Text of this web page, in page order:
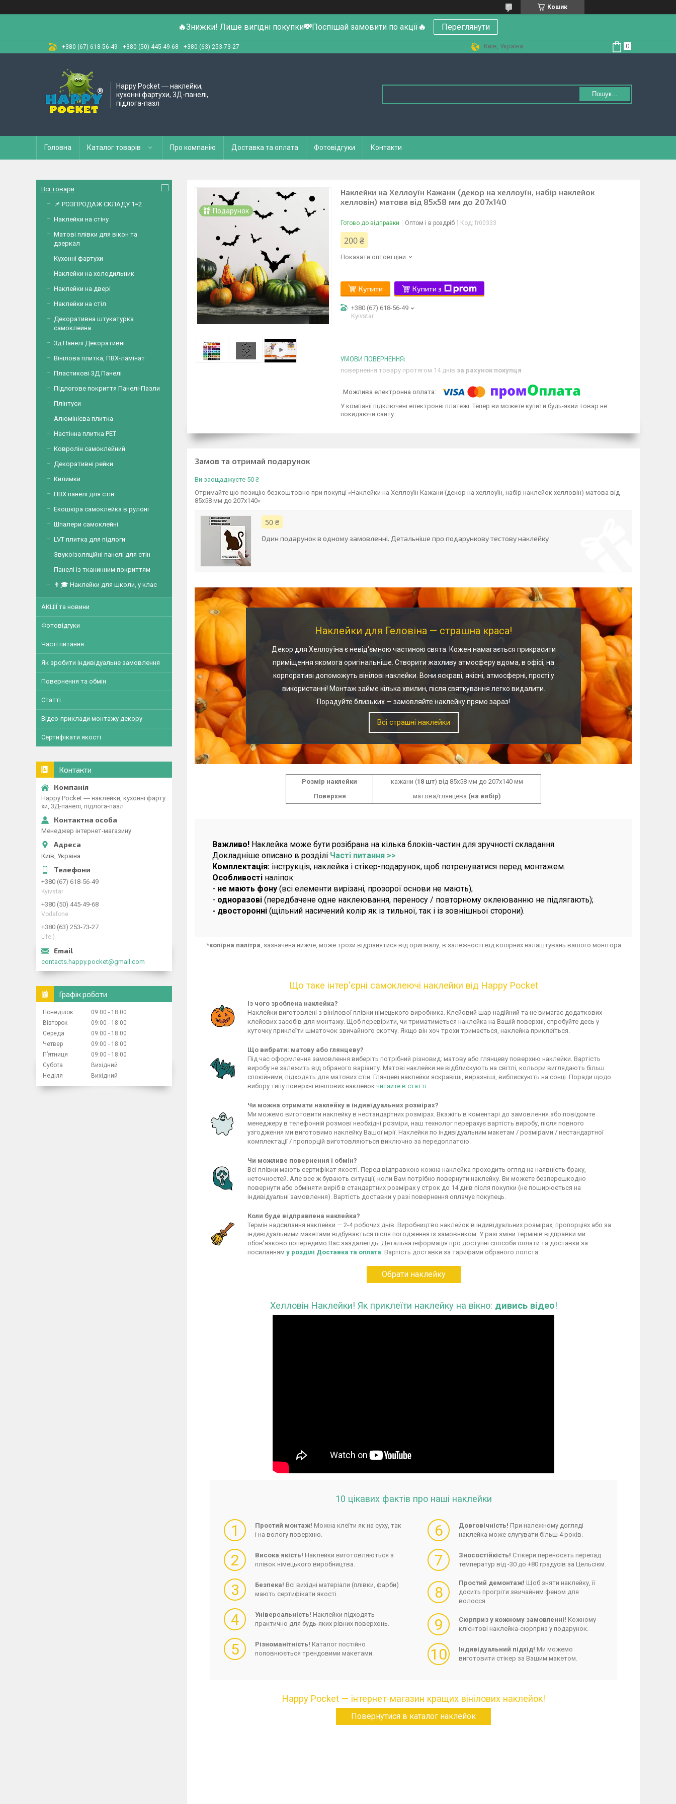
Кошик
🔥Знижки! Лише вигідні покупки💸Поспішай замовити по акції🔥 Переглянути
+380 (67) 618-56-49 +380 (50) 445-49-68 +380 (63) 253-73-27 Київ, Україна
Happy Pocket ― наклейки,
кухонні фартухи, 3Д-панелі,
підлога-пазл
Пошук...
Головна Каталог товарів Про компанію Доставка та оплата Фотовідгуки Контакти
Подарунок
Наклейки на Хеллоуїн Кажани (декор на хеллоуїн, набір наклейок
хелловін) матова від 85х58 мм до 207х140
Готово до відправки Оптом і в роздріб Код: fr00333
200 ₴
Показати оптові ціни
Купити Купити з
+380 (67) 618-56-49
Kyivstar
повернення товару протягом 14 днів за рахунок покупця
У компанії підключені електронні платежі. Тепер ви можете купити будь-який товар не
покидаючи сайту.
Замов та отримай подарунок
Ви заощаджуєте 50 ₴
Отримайте цю позицію безкоштовно при покупці «Наклейки на Хеллоуїн Кажани (декор на хеллоуїн, набір наклейок хелловін) матова від
85х58 мм до 207х140»
50 ₴
Один подарунок в одному замовленні. Детальніше про подарункову тестову наклейку
Наклейки для Геловіна — страшна краса!
Декор для Хеллоуїна є невід'ємною частиною свята. Кожен намагається прикрасити
приміщення якомога оригінальніше. Створити жахливу атмосферу вдома, в офісі, на
корпоративі допоможуть вінілові наклейки. Вони яскраві, якісні, атмосферні, прості у
використанні! Монтаж займе кілька хвилин, після святкування легко видалити.
Порадуйте близьких — замовляйте наклейку прямо зараз!
Всі страшні наклейки
Розмір наклейки кажани (18 шт) від 85х58 мм до 207х140 мм
Поверхня
матова/глянцева (на вибір)
Важливо! Наклейка може бути розібрана на кілька блоків-частин для зручності складання.
Докладніше описано в розділі Часті питання >>
Комплектація: інструкція, наклейка і стікер-подарунок, щоб потренуватися перед монтажем.
Особливості наліпок:
- не мають фону (всі елементи вирізані, прозорої основи не мають);
- одноразові (передбачене одне наклеювання, переносу / повторному оклеюванню не підлягають);
- двосторонні (щільний насичений колір як із тильної, так і із зовнішньої сторони).
*колірна палітра , зазначена нижче, може трохи відрізнятися від оригіналу, в залежності від колірних налаштувань вашого монітора
Що таке інтер'єрні самоклеючі наклейки від Happy Pocket
Із чого зроблена наклейка?
Наклейки виготовлені з вінілової плівки німецького виробника. Клейовий шар надійний та не вимагає додаткових
клейових засобів для монтажу. Щоб перевірити, чи триматиметься наклейка на Вашій поверхні, спробуйте десь у
куточку приклеїти шматочок звичайного скотчу. Якщо він хоч трохи тримається, наклейка приклеїться.
Що вибрати: матову або глянцеву?
Під час оформлення замовлення виберіть потрібний різновид: матову або глянцеву поверхню наклейки. Вартість
виробу не залежить від обраного варіанту. Матові наклейки не відблискують на світлі, кольори виглядають більш
спокійними, підходять для матових стін. Глянцеві наклейки яскравіші, виразніші, виблискують на сонці. Поради щодо
вибору типу поверхні вінілових наклейок читайте в статті...
Чи можна отримати наклейку в індивідуальних розмірах?
Ми можемо виготовити наклейку в нестандартних розмірах. Вкажіть в коментарі до замовлення або повідомте
менеджеру в телефонній розмові необхідні розміри, наш технолог перерахує вартість виробу, після повного
узгодження ми виготовимо наклейку Вашої мрії. Наклейки по індивідуальним макетам / розмірами / нестандартної
комплектації / пропорцій виготовляються виключно за передоплатою.
Чи можливе повернення і обмін?
Всі плівки мають сертифікат якості. Перед відправкою кожна наклейка проходить огляд на наявність браку,
неточностей. Але все ж бувають ситуації, коли Вам потрібно повернути наклейку. Ви можете безперешкодно
повернути або обміняти виріб в стандартних розмірах у строк до 14 днів після покупки (не поширюється на
індивідуальні замовлення). Вартість доставки у разі повернення оплачує покупець.
Коли буде відправлена наклейка?
Термін надсилання наклейки — 2-4 робочих днів. Виробництво наклейок в індивідуальних розмірах, пропорціях або за
індивідуальними макетами відбувається після погодження із замовником. У разі зміни термінів відправки ми
обов'язково попередимо Вас заздалегідь. Детальна інформація про доступні способи оплати та доставки за
посиланням у розділі Доставка та оплата. Вартість доставки за тарифами обраного логіста.
Обрати наклейку
Хелловін Наклейки! Як приклеїти наклейку на вікно: дивись відео!
10 цікавих фактів про наші наклейки
1 Простий монтаж! Можна клеїти як на суху, так
і на вологу поверхню.
2 Висока якість! Наклейки виготовляються з
плівок німецького виробництва.
3 Безпека! Всі вихідні матеріали (плівки, фарби)
мають сертифікати якості.
4 Універсальність! Наклейки підходять
практично для будь-яких рівних поверхонь.
5 Різноманітність! Каталог постійно
поповнюється трендовими макетами.
6 Довговічність! При належному догляді
наклейка може слугувати більш 4 років.
7 Зносостійкість! Стікери переносять перепад
температур від -30 до +80 градусів за Цельсієм.
8
Простий демонтаж! Щоб зняти наклейку, її
досить прогріти звичайним феном для
волосся.
9 Сюрприз у кожному замовленні! Кожному
клієнтові наклейка-сюрприз у подарунок.
10 Індивідуальний підхід! Ми можемо
виготовити стікер за Вашим макетом.
Happy Pocket — інтернет-магазин кращих вінілових наклейок!
Повернутися в каталог наклейок
Всі товари
📌 РОЗПРОДАЖ СКЛАДУ 1=2
Наклейки на стіну
Матові плівки для вікон та
дзеркал
Кухонні фартухи
Наклейки на холодильник
Наклейки на двері
Наклейки на стіл
Декоративна штукатурка
самоклейна
3д Панелі Декоративні
Вінілова плитка, ПВХ-ламінат
Пластикові 3Д Панелі
Підлогове покриття Панелі-Пазли
Плінтуси
Алюмінієва плитка
Настінна плитка PET
Ковролін самоклейний
Декоративні рейки
Килимки
ПВХ панелі для стін
Екошкіра самоклейка в рулоні
Шпалери самоклейні
LVT плитка для підлоги
Звукоізоляційні панелі для стін
Панелі із тканинним покриттям
👨🎓 Наклейки для школи, у клас
АКЦІЇ та новини
Фотовідгуки
Часті питання
Як зробити індивідуальне замовлення
Повернення та обмін
Статті
Відео-приклади монтажу декору
Сертифікати якості
Контакти
Happy Pocket ― наклейки, кухонні фарту
хи, 3Д-панелі, підлога-пазл
Менеджер інтернет-магазину
Київ, Україна
+380 (67) 618-56-49
Kyivstar
+380 (50) 445-49-68
Vodafone
+380 (63) 253-73-27
Life:)
contacts.happy.pocket@gmail.com
Графік роботи
Понеділок 09:00
18:00
Вівторок
09:00
18:00
Середа
09:00
18:00
Четвер
09:00
18:00
Пʼятниця
09:00
18:00
Субота
Вихідний
Неділя
Вихідний